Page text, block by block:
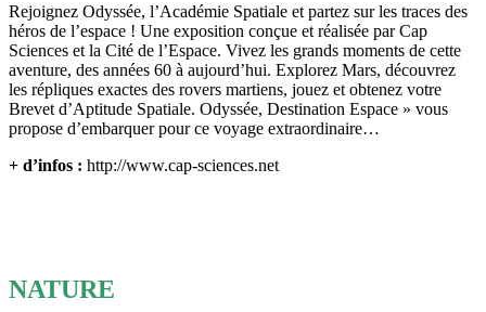
Rejoignez Odyssée, l’Académie Spatiale et partez sur les traces des
héros de l’espace ! Une exposition conçue et réalisée par Cap
Sciences et la Cité de l’Espace. Vivez les grands moments de cette
aventure, des années 60 à aujourd’hui. Explorez Mars, découvrez
les répliques exactes des rovers martiens, jouez et obtenez votre
Brevet d’Aptitude Spatiale. Odyssée, Destination Espace » vous
propose d’embarquer pour ce voyage extraordinaire…
+ d’infos : http://www.cap-sciences.net
NATURE